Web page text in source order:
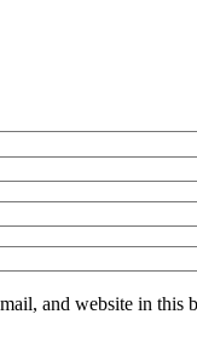
and website in this